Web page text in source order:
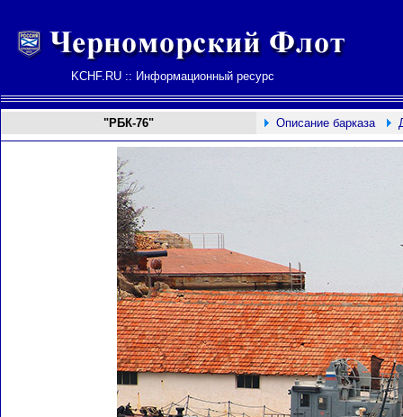
KCHF.RU :: Информационный ресурс
"РБК-76" Описание барказа